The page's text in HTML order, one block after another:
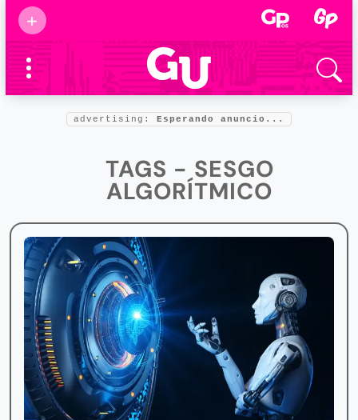
+
Supermamás
2025
Marcas de
confianza
Foro salud
advertising: Esperando anuncio...
TAGS - SESGO
ALGORÍTMICO